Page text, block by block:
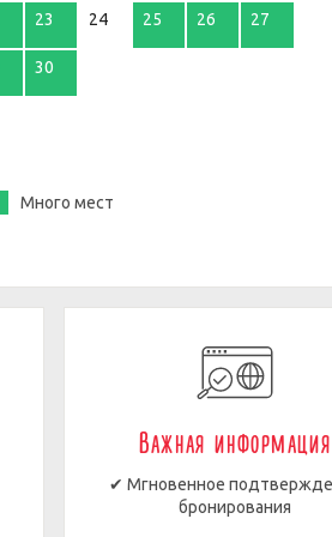
23 24 25 26 27
30
Много мест
Важная информация
✔ Мгновенное
бронирования